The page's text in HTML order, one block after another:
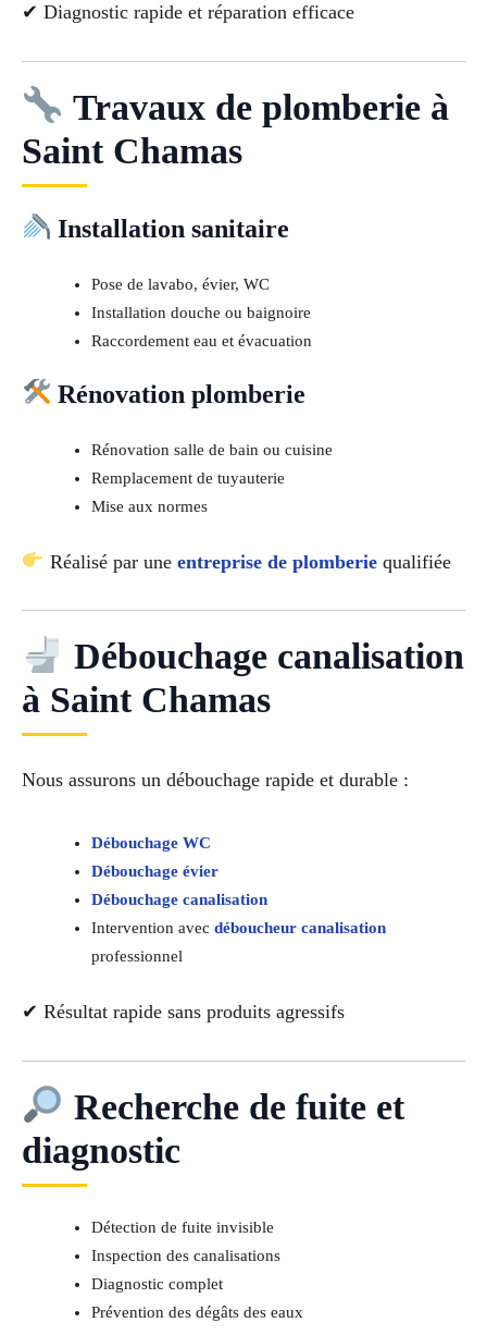
✔ Diagnostic rapide et réparation efficace
Travaux de plomberie à
Saint Chamas
Installation sanitaire
Pose de lavabo, évier, WC
Installation douche ou baignoire
Raccordement eau et évacuation
Rénovation plomberie
Rénovation salle de bain ou cuisine
Remplacement de tuyauterie
Mise aux normes
Réalisé par une entreprise de plomberiequalifiée
Débouchage canalisation
à Saint Chamas
Nous assurons un débouchage rapide et durable :
Débouchage WC
Débouchage évier
Débouchage canalisation
Intervention avec déboucheur canalisation
professionnel
✔ Résultat rapide sans produits agressifs
Recherche de fuite et
diagnostic
Détection de fuite invisible
Inspection des canalisations
Diagnostic complet
Prévention des dégâts des eaux